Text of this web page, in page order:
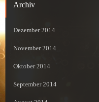
Archiv
Dezember 2014
November 2014
Oktober 2014
September 2014